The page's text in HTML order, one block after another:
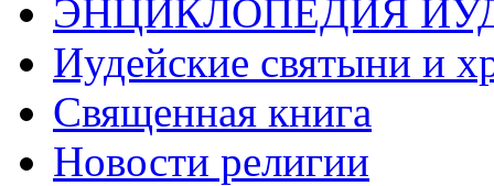
ЭНЦИКЛОПЕДИЯ
Иудейские святыни и
Священная книга
Новости религии